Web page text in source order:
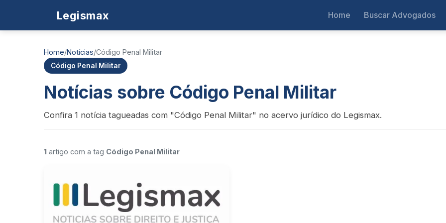
Legismax Home Buscar Advogados
Home/Notícias/Código Penal Militar
Código Penal Militar
Notícias sobre Código Penal Militar
Confira 1 notícia tagueadas com "Código Penal Militar" no acervo jurídico do Legismax.
1 artigo com a tag Código Penal Militar